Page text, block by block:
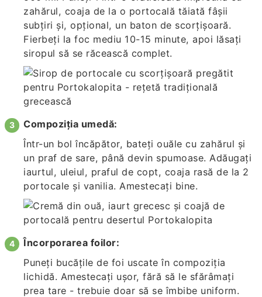
zahărul, coaja de la o portocală tăiată fâșii
subțiri și, opțional, un baton de scorțișoară.
Fierbeți la foc mediu 10-15 minute, apoi lăsați
siropul să se răcească complet.
Compoziția umedă:
Într-un bol încăpător, bateți ouăle cu zahărul și
un praf de sare, până devin spumoase. Adăugați
iaurtul, uleiul, praful de copt, coaja rasă de la 2
portocale și vanilia. Amestecați bine.
Încorporarea foilor:
Puneți bucățile de foi uscate în compoziția
lichidă. Amestecați ușor, fără să le sfărâmați
prea tare - trebuie doar să se îmbibe uniform.